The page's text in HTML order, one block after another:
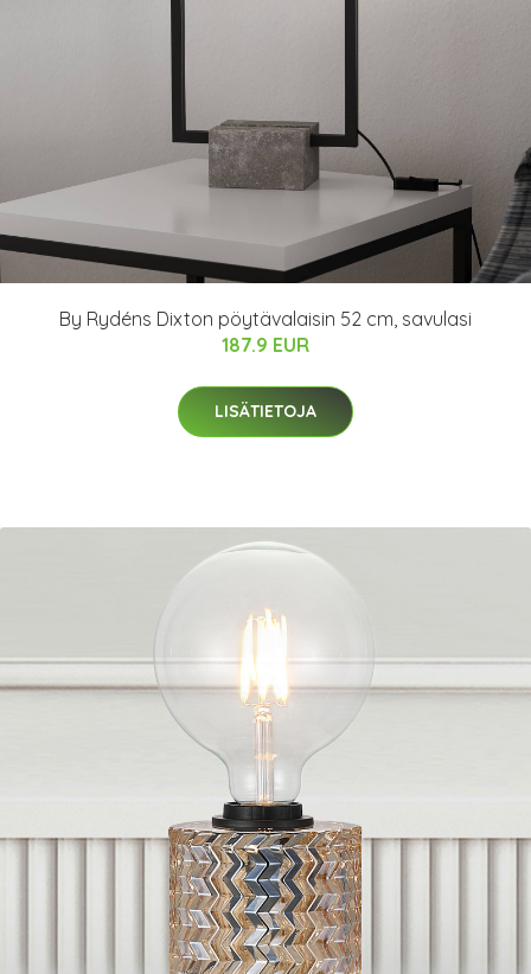
By Rydéns Dixton pöytävalaisin 52 cm, savulasi
187.9 EUR
LISÄTIETOJA